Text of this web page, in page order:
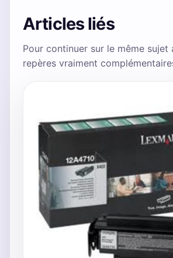
Articles liés
Pour continuer sur le même sujet
repères vraiment